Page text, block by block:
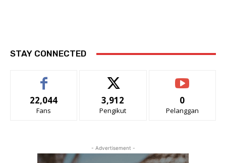
STAY CONNECTED
22,044
Fans
3,912
Pengikut
0
Pelanggan
- Advertisement -